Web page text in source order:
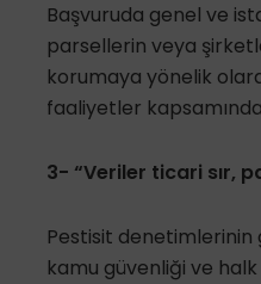
Başvuruda genel ve
parsellerin veya
korumaya yönelik
faaliyetler kapsamında
3- “Veriler ticari sır,
Pestisit denetimlerinin
kamu güvenliği ve